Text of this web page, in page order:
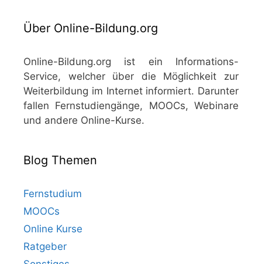
Über Online-Bildung.org
Online-Bildung.org ist ein Informations-
Service, welcher über die Möglichkeit zur
Weiterbildung im Internet informiert. Darunter
fallen Fernstudiengänge, MOOCs, Webinare
und andere Online-Kurse.
Blog Themen
Fernstudium
MOOCs
Online Kurse
Ratgeber